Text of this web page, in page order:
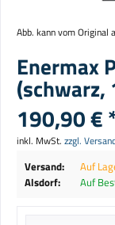
Abb. kann vom Original
Enermax
190,90 €
inkl. MwSt. zzgl.
Versand:
Auf
Alsdorf:
Auf